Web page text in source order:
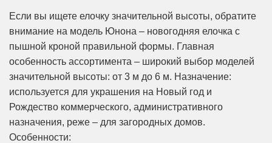
Если вы ищете елочку значительной высоты, обратите
внимание на модель Юнона – новогодняя елочка с
пышной кроной правильной формы. Главная
особенность ассортимента – широкий выбор моделей
значительной высоты: от 3 м до 6 м. Назначение:
используется для украшения на Новый год и
Рождество коммерческого, административного
назначения, реже – для загородных домов.
Особенности: